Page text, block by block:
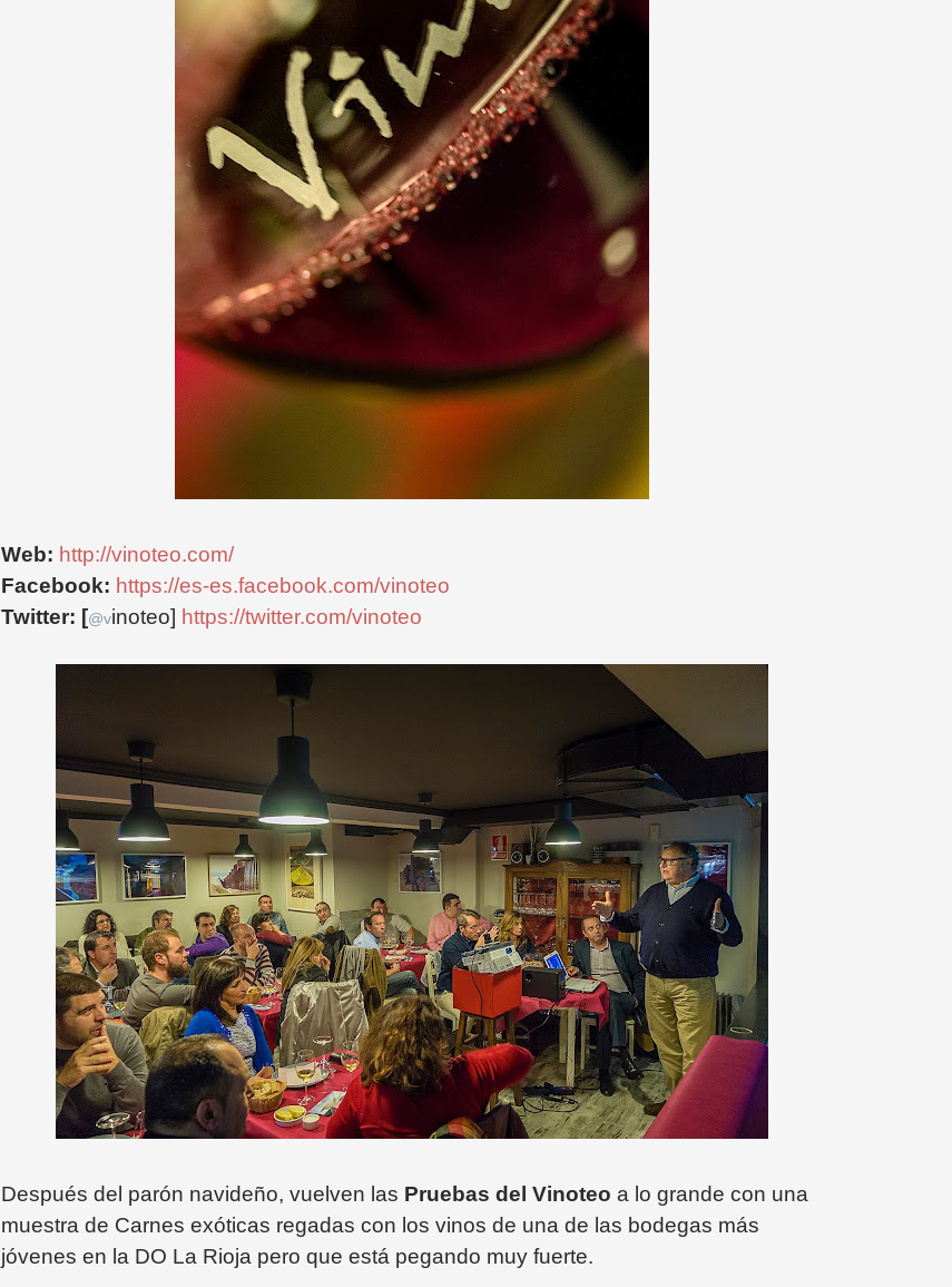
Web: http://vinoteo.com/
Facebook: https://es-es.facebook.com/vinoteo
Twitter: [@vinoteo] https://twitter.com/vinoteo
Después del parón navideño, vuelven las Pruebas del Vinoteo a lo grande con una
muestra de Carnes exóticas regadas con los vinos de una de las bodegas más
jóvenes en la DO La Rioja pero que está pegando muy fuerte.